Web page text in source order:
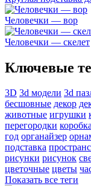
Человечки — вор
Человечки — скелет
Ключевые
3D 3d модели 3d
бесшовные декор
животные игрушки
перегородки
год органайзер
подставка
рисунки рисунок
цветочные цветы
Показать все теги